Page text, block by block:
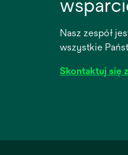
Nasz zespół
wszystkie
Skontaktuj się